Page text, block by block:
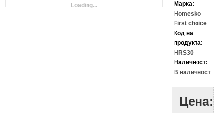
Loading...
Марка:
Homesko
First choice
Код на
продукта:
HRS30
Наличност:
В наличност
Цена: